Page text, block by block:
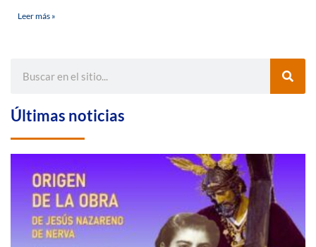
Leer más »
Últimas noticias